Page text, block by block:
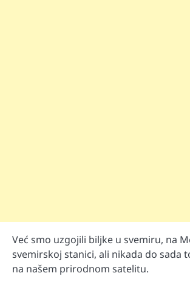
Već smo uzgojili biljke u svemiru, na
svemirskoj stanici, ali nikada do sada
na našem prirodnom satelitu.